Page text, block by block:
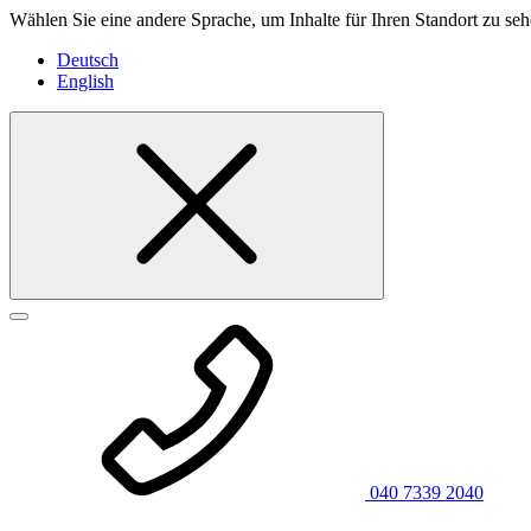
Wählen Sie eine andere Sprache, um Inhalte für Ihren Standort zu
Deutsch
English
040 7339 2040